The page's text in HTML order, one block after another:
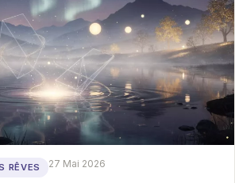
RÊVES 27 Mai 2026